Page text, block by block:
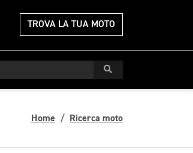
TROVA LA TUA MOTO
Home Ricerca moto